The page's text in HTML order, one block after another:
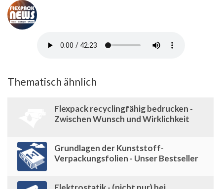
Thematisch ähnlich
Flexpack recyclingfähig bedrucken -
Zwischen Wunsch und Wirklichkeit
Grundlagen der Kunststoff-
Verpackungsfolien - Unser Bestseller